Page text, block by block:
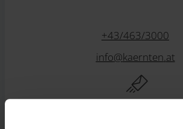
+43/463/3000
info@kaernten at